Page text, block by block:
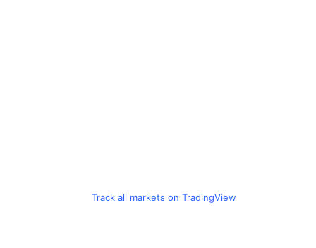
Track all markets on TradingView